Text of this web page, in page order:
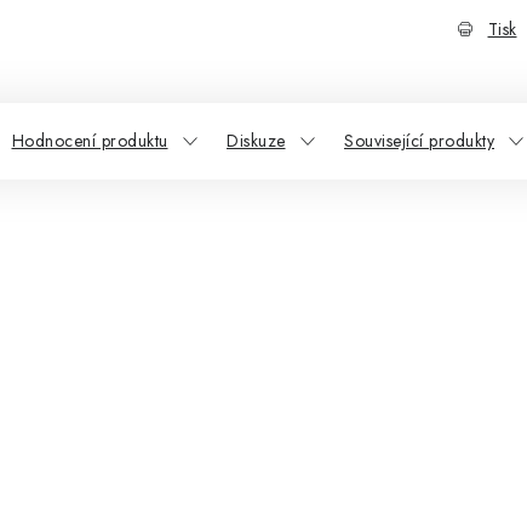
Tisk
Hodnocení produktu Diskuze Související produkty